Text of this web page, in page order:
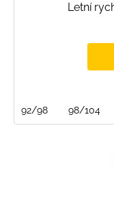
Letní
92/98 98/104